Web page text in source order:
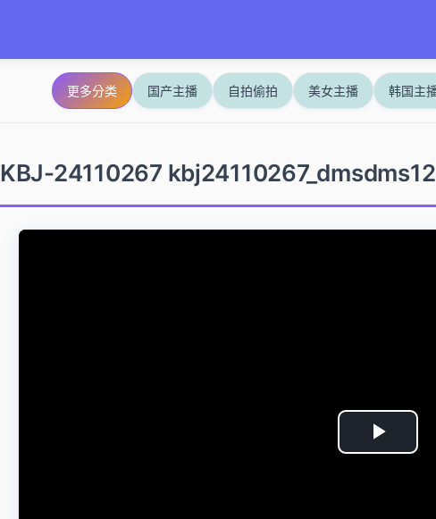
更多分类 国产主播 自拍偷拍 美女主播 韩国主
KBJ-24110267
Play